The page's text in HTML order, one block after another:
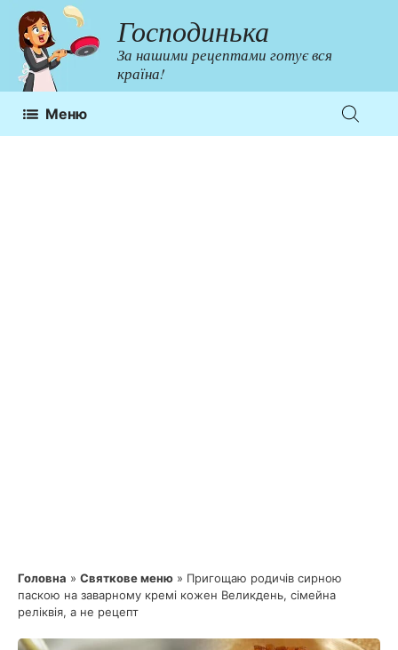
Перейти
до
контенту
Господинька
За нашими рецептами готує вся
країна!
Меню
Головна » Святкове меню » Пригощаю родичів сирною
паскою на заварному кремі кожен Великдень, сімейна
реліквія, а не рецепт